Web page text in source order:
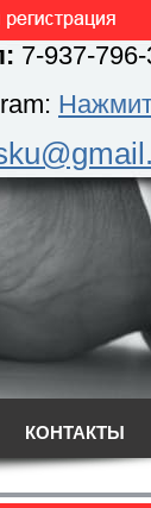
7-937-
КОНТАКТЫ